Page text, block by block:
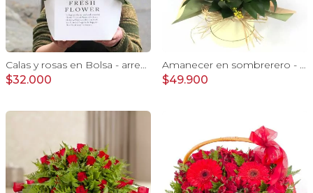
Calas y rosas en Bolsa - arreglo calas y rosas rojo
$32.000
Amanecer en sombrerero - Arreglo floral de girasoles, rosas rojo, e hypericum
$49.900